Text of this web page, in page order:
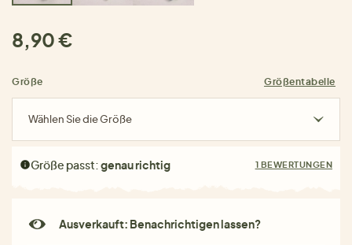
8,90 €
Größe Größentabelle
Wählen Sie die Größe
Größe passt:genau richtig 1 BEWERTUNGEN
Ausverkauft: Benachrichtigen lassen?